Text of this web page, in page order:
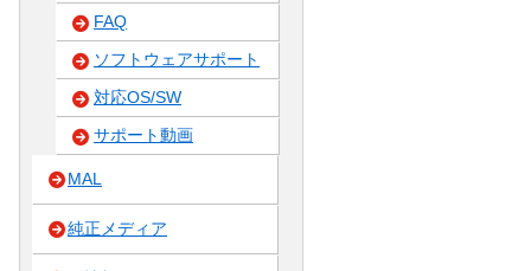
FAQ
ソフトウェアサポート
対応OS/SW
サポート動画
MAL
純正メディア